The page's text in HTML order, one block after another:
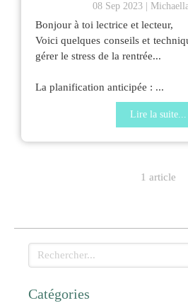
08 Sep 2023
Bonjour à toi lectrice et lecteur,
Voici quelques conseils et
gérer le stress de la rentrée...
La planification anticipée : ...
Lire la suite...
1 article
Rechercher
Catégories